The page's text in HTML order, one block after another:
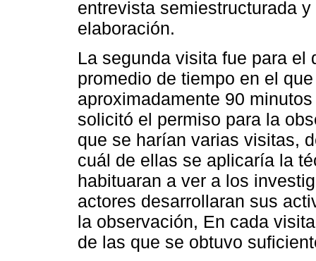
entrevista semiestructurada
elaboración.
La segunda visita fue para el
promedio de tiempo en el
aproximadamente 90
solicitó el permiso para la
que se harían varias visitas,
cuál de ellas se aplicaría la
habituaran a ver a los
actores desarrollaran sus
la observación, En cada
de las que se obtuvo